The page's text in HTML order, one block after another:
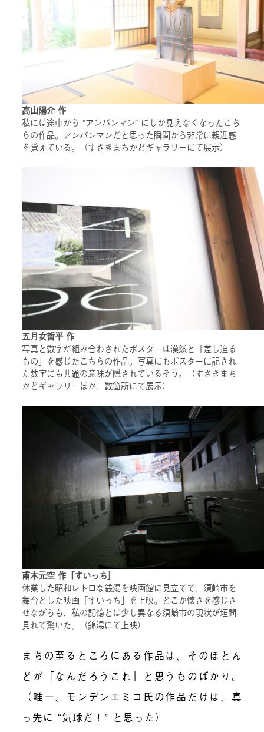
高山陽介 作
私には途中から “アンパンマン” にしか見えなくなったこち
らの作品。アンパンマンだと思った瞬間から非常に親近感
を覚えている。（すさきまちかどギャラリーにて展示）
五月女哲平 作
写真と数字が組み合わされたポスターは漠然と「差し迫る
もの」を感じたこちらの作品。写真にもポスターに記され
た数字にも共通の意味が隠されているそう。（すさきまち
かどギャラリーほか、数箇所にて展示）
甫木元空 作『すいっち』
休業した昭和レトロな銭湯を映画館に見立てて、須崎市を
舞台とした映画「すいっち」を上映。どこか懐さを感じさ
せながらも、私の記憶とは少し異なる須崎市の現状が垣間
見れて驚いた。（錦湯にて上映）
まちの至るところにある作品は、そのほとん
どが「なんだろうこれ」と思うものばかり。
（唯一、モンデンエミコ氏の作品だけは、真
っ先に “気球だ！” と思った）